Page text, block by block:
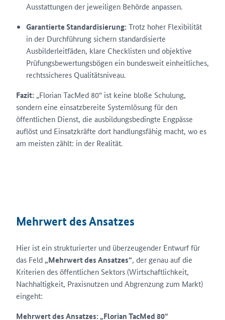
Ausstattungen der jeweiligen Behörde anpassen.
Garantierte Standardisierung:Trotz hoher Flexibilität
in der Durchführung sichern standardisierte
Ausbilderleitfäden, klare Checklisten und objektive
Prüfungsbewertungsbögen ein bundesweit einheitliches,
rechtssicheres Qualitätsniveau.
Fazit: „Florian TacMed 80“ ist keine bloße Schulung,
sondern eine einsatzbereite Systemlösung für den
öffentlichen Dienst, die ausbildungsbedingte Engpässe
auflöst und Einsatzkräfte dort handlungsfähig macht, wo es
am meisten zählt: in der Realität.
Mehrwert des Ansatzes
Hier ist ein strukturierter und überzeugender Entwurf für
das Feld„Mehrwert des Ansatzes“, der genau auf die
Kriterien des öffentlichen Sektors (Wirtschaftlichkeit,
Nachhaltigkeit, Praxisnutzen und Abgrenzung zum Markt)
eingeht:
Mehrwert des Ansatzes: „Florian TacMed 80“